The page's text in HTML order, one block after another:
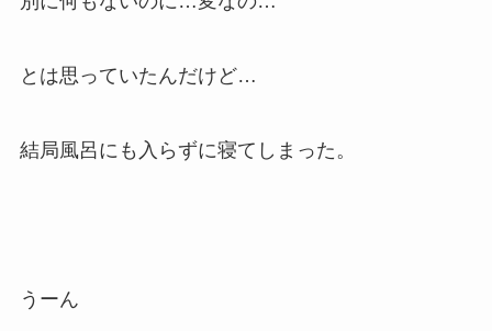
とは思っていたんだけど…
結局風呂にも入らずに寝てしまった。
うーん